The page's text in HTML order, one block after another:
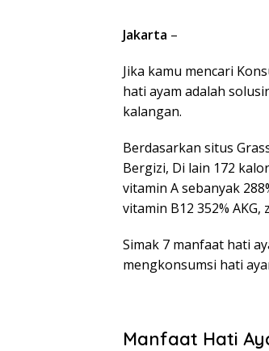
Jakarta –
Jika kamu mencari
hati ayam adalah
kalangan.
Berdasarkan situs
Bergizi, Di lain 172
vitamin A sebanyak
vitamin B12 352% AKG,
Simak 7 manfaat hati
mengkonsumsi hati
Manfaat Hati